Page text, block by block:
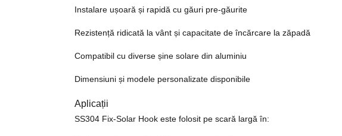
Instalare ușoară și rapidă cu găuri pre-găurite
Rezistență ridicată la vânt și capacitate de încărcare la zăpadă
Compatibil cu diverse șine solare din aluminiu
Dimensiuni și modele personalizate disponibile
Aplicații
SS304 Fix-Solar Hook este folosit pe scară largă în: